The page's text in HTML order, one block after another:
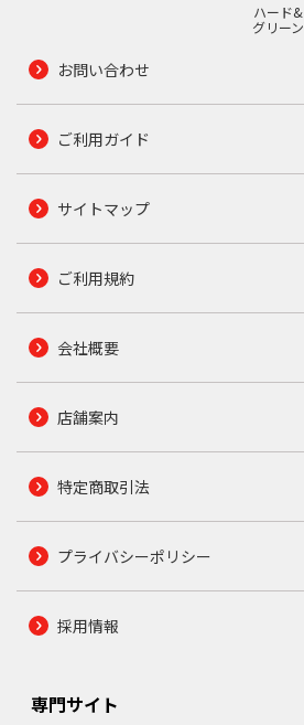
ハード&
グリーン
お問い合わせ
ご利用ガイド
サイトマップ
ご利用規約
会社概要
店舗案内
特定商取引法
プライバシーポリシー
採用情報
専門サイト